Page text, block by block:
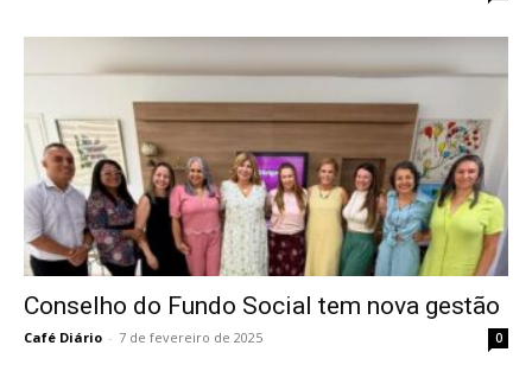
Conselho do Fundo Social tem nova gestão
Café Diário - 7 de fevereiro de 2025 0